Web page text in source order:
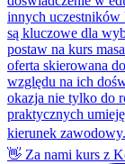
👋 Za nami kurs z